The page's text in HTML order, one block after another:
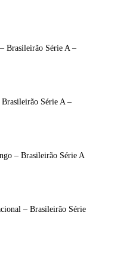
Brasileirão Série A –
Série A –
– Brasileirão Série A
– Brasileirão Série